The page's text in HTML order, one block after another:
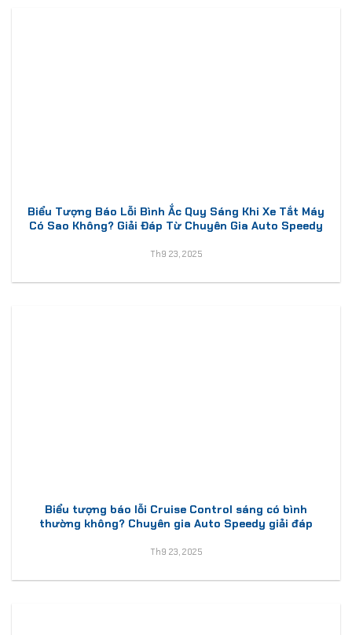
Biểu Tượng Báo Lỗi Bình Ắc Quy Sáng Khi Xe Tắt Máy
Có Sao Không? Giải Đáp Từ Chuyên Gia Auto Speedy
Th9 23, 2025
Biểu tượng báo lỗi Cruise Control sáng có bình
thường không? Chuyên gia Auto Speedy giải đáp
Th9 23, 2025